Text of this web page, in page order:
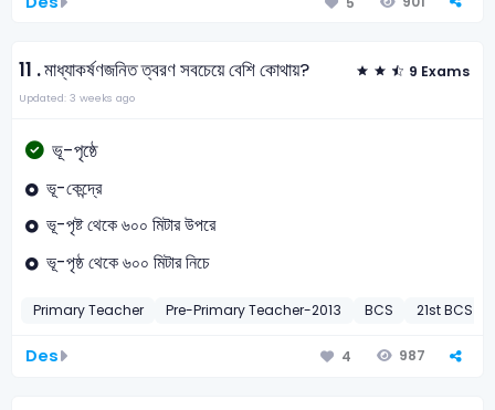
11 .মাধ্যাকর্ষণজনিত ত্বরণ সবচেয়ে বেশি কোথায়? 9 Exams
Updated: 3 weeks ago
ভূ-পৃষ্ঠে
ভূ-কেন্দ্রে
ভূ-পৃষ্ট থেকে ৬০০ মিটার উপরে
ভূ-পৃষ্ঠ থেকে ৬০০ মিটার নিচে
Primary Teacher Pre-Primary Teacher-2013 BCS 21st BCS
Des 4 987